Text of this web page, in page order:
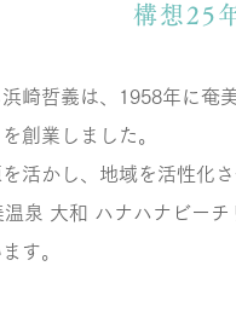
構想25
崎哲義は、1958年に奄
創業しました。
活かし、地域を活性化
泉 大和 ハナハナビー
す。